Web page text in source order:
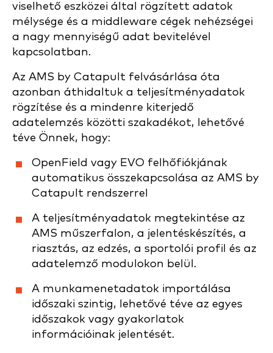
viselhető eszközei által rögzített adatok
mélysége és a middleware cégek nehézségei
a nagy mennyiségű adat bevitelével
kapcsolatban.
Az AMS by Catapult felvásárlása óta
azonban áthidaltuk a teljesítményadatok
rögzítése és a mindenre kiterjedő
adatelemzés közötti szakadékot, lehetővé
téve Önnek, hogy:
OpenField vagy EVO felhőfiókjának
automatikus összekapcsolása az AMS by
Catapult rendszerrel
A teljesítményadatok megtekintése az
AMS műszerfalon, a jelentéskészítés, a
riasztás, az edzés, a sportolói profil és az
adatelemző modulokon belül.
A munkamenetadatok importálása
időszaki szintig, lehetővé téve az egyes
időszakok vagy gyakorlatok
információinak jelentését.